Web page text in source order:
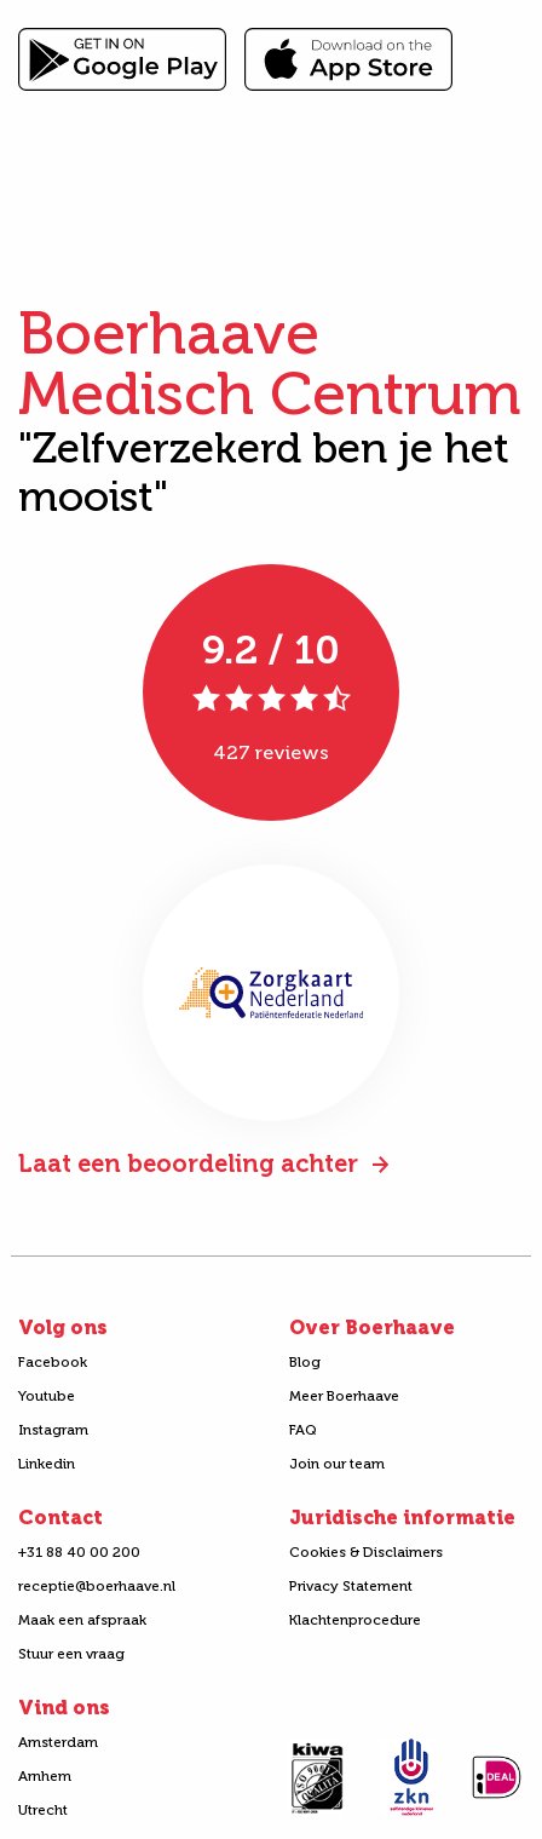
Boerhaave
Medisch Centrum
"Zelfverzekerd ben je het
mooist"
9.2 / 10
427 reviews
Laat een beoordeling achter
Volg ons
Facebook
Youtube
Instagram
Linkedin
Over Boerhaave
Blog
Meer Boerhaave
FAQ
Join our team
Contact
+31 88 40 00 200
receptie@boerhaave.nl
Maak een afspraak
Stuur een vraag
Juridische informatie
Cookies & Disclaimers
Privacy Statement
Klachtenprocedure
Vind ons
Amsterdam
Arnhem
Utrecht